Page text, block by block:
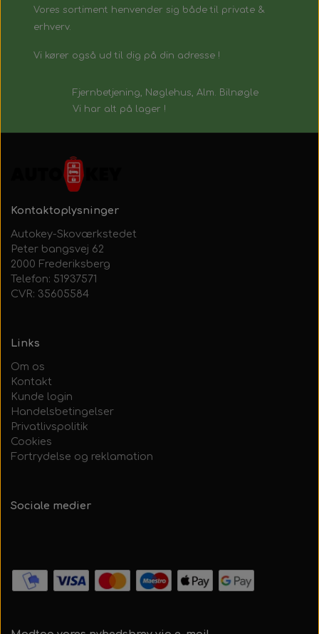
Vores sortiment henvender sig både til private &
erhverv.
Vi kører også ud til dig på din adresse !
Fjernbetjening, Nøglehus, Alm. Bilnøgle
Vi har alt på lager !
Kontaktoplysninger
Autokey-Skoværkstedet
Peter bangsvej 62
2000 Frederiksberg
Telefon: 51937571
CVR: 35605584
Links
Om os
Kontakt
Kunde login
Handelsbetingelser
Privatlivspolitik
Cookies
Fortrydelse og reklamation
Sociale medier